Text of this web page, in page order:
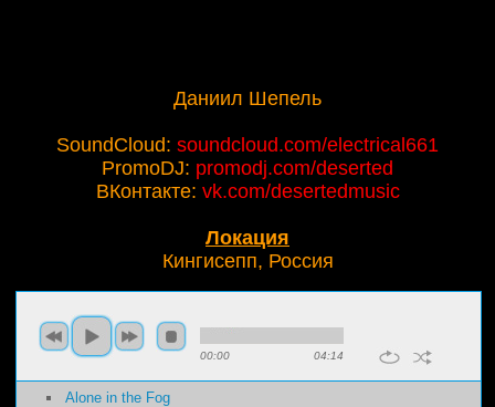
Даниил Шепель
SoundCloud: soundcloud.com/electrical661
PromoDJ: promodj.com/deserted
ВКонтакте: vk.com/desertedmusic
Локация
Кингисепп, Россия
00:00 04:14
Alone in the Fog